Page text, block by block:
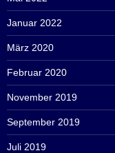
Januar 2022
März 2020
Februar 2020
November 2019
September 2019
Juli 2019